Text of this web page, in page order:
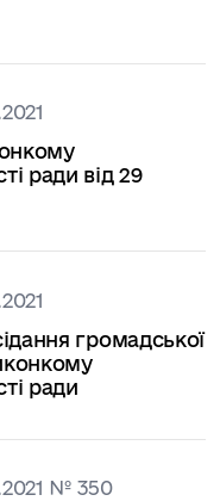
ради від 29
громадської
ради
№ 350